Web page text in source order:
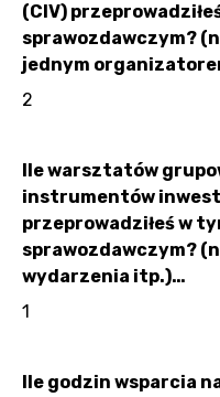
(CIV)
sprawozdawczym?
jednym
2
Ile warsztatów
instrumentów
przeprowadziłeś w
sprawozdawczym?
wydarzenia itp.)…
1
Ile godzin wsparcia